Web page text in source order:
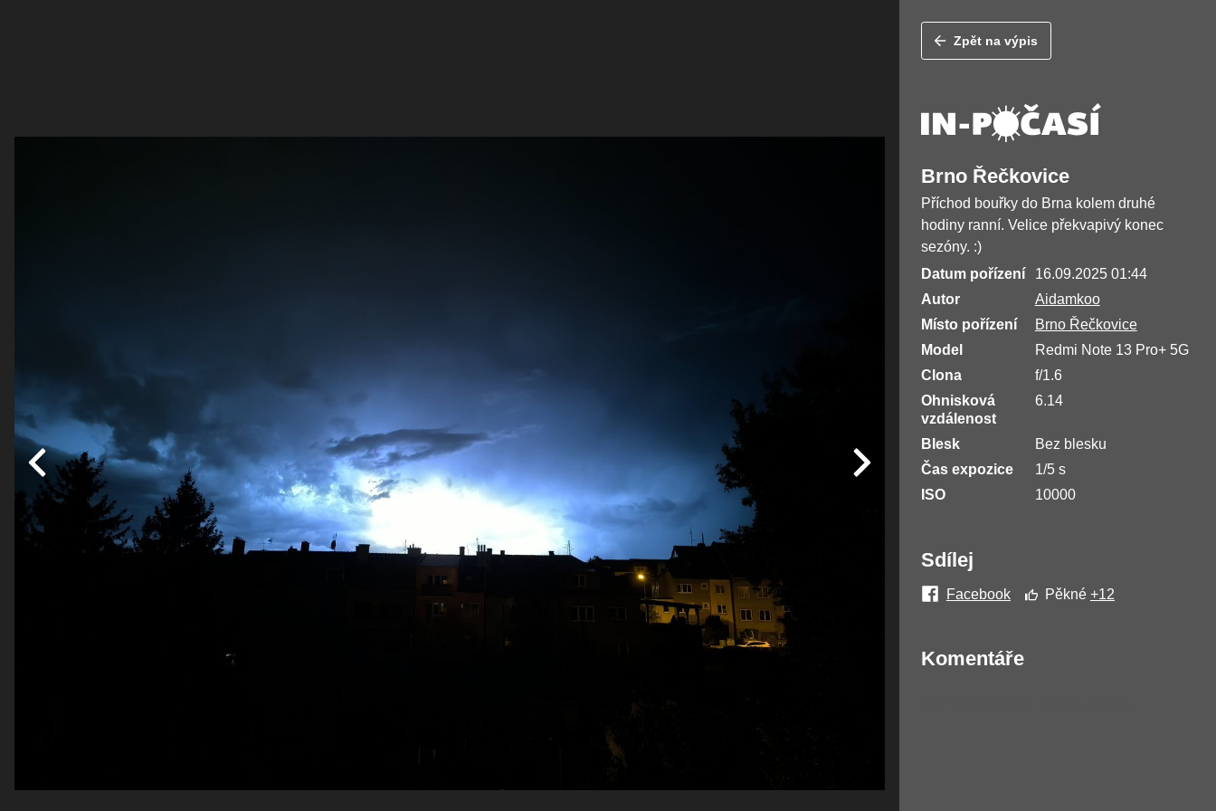
Zpět na výpis
Brno Řečkovice
Příchod bouřky do Brna kolem druhé
hodiny ranní. Velice překvapivý konec
sezóny. :)
Datum pořízení
16.09.2025 01:44
Autor
Aidamkoo
Místo pořízení
Brno Řečkovice
Model
Redmi Note 13 Pro+ 5G
Clona
f/1.6
Ohnisková
vzdálenost
6.14
Blesk
Bez blesku
Čas expozice
1/5 s
ISO
10000
Sdílej
Facebook Pěkné +12
Komentáře